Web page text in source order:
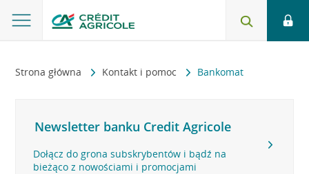
Strona główna Kontakt i pomoc Bankomat
Newsletter banku Credit Agricole
Dołącz do grona subskrybentów i bądź na
bieżąco z nowościami i promocjami